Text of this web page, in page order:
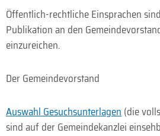
Öffentlich-rechtliche Einsprachen
Publikation an den
einzureichen.
Der Gemeindevorstand
Auswahl Gesuchsunterlagen(die
sind auf der Gemeindekanzlei